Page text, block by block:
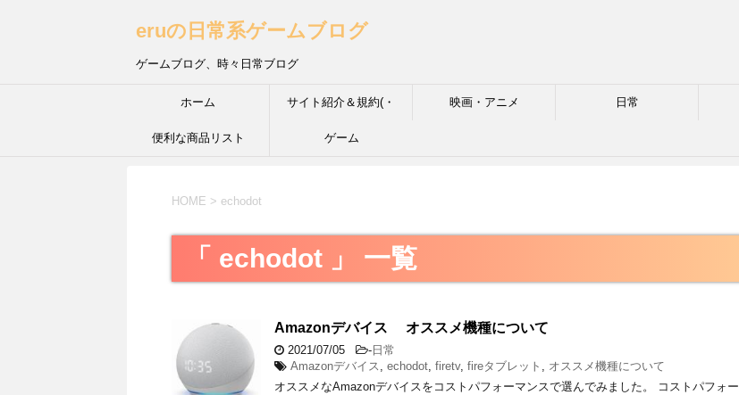
eruの日常系ゲームブログ
ゲームブログ、時々日常ブログ
ホーム サイト紹介＆規約(・
´з`・) ＩＮＦＰ的な性格
映画・アニメ 日常
便利な商品リスト ゲーム
HOME > echodot
「 echodot 」 一覧
Amazonデバイス オススメ機種について
2021/07/05 - 日常
Amazonデバイス , echodot, firetv, fireタブレット , オススメ機種について
オススメなAmazonデバイスをコストパフォーマンスで選んでみました。 コストパフォー